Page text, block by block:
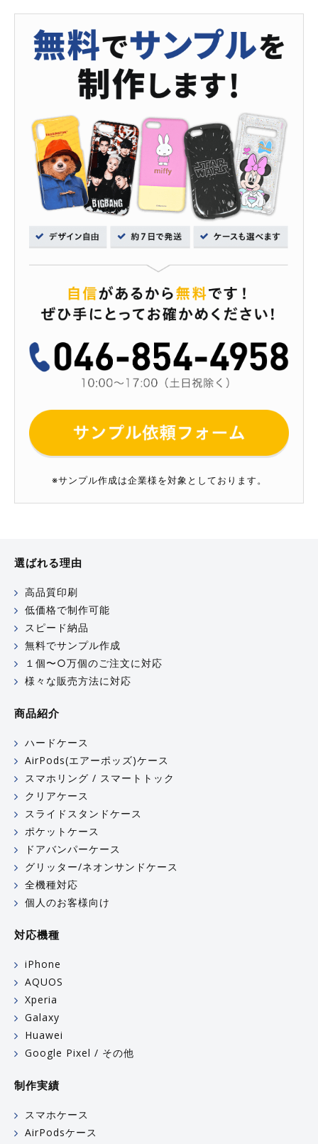
※サンプル作成は企業様を対象としております。
選ばれる理由
高品質印刷
低価格で制作可能
スピード納品
無料でサンプル作成
１個〜○万個のご注文に対応
様々な販売方法に対応
商品紹介
ハードケース
AirPods(エアーポッズ)ケース
スマホリング / スマートトック
クリアケース
スライドスタンドケース
ポケットケース
ドアバンパーケース
グリッター/ネオンサンドケース
全機種対応
個人のお客様向け
対応機種
iPhone
AQUOS
Xperia
Galaxy
Huawei
Google Pixel / その他
制作実績
スマホケース
AirPodsケース